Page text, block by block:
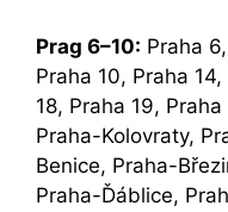
Prag 6–10: Praha
Praha 10, Praha
18, Praha 19,
Praha-Kolovraty,
Benice, Praha-
Praha-Ďáblice,